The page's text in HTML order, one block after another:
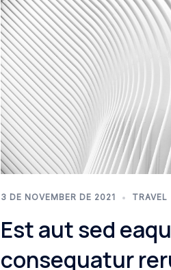
3 DE NOVEMBER DE 2021 TRAVEL
Est aut sed
consequatur